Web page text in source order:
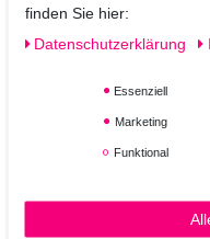
Haar
Stärkt die
Sorgt für
Nach der Haarwäsche
feuchten Haar verteilen,
finden Sie hier:
Daten­schutz­erklärung
Essenziell
Marketing
Funktional